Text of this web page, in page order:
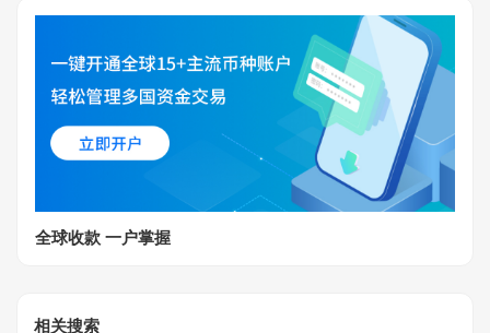
全球收款 一户掌握
相关搜索